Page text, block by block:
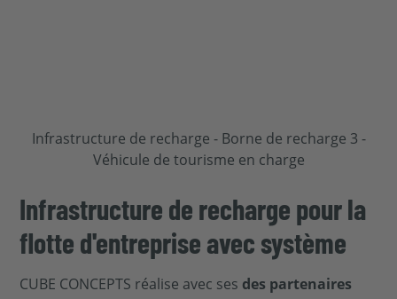
Infrastructure de recharge pour la
flotte d'entreprise avec système
CUBE CONCEPTS réalise avec ses des partenaires